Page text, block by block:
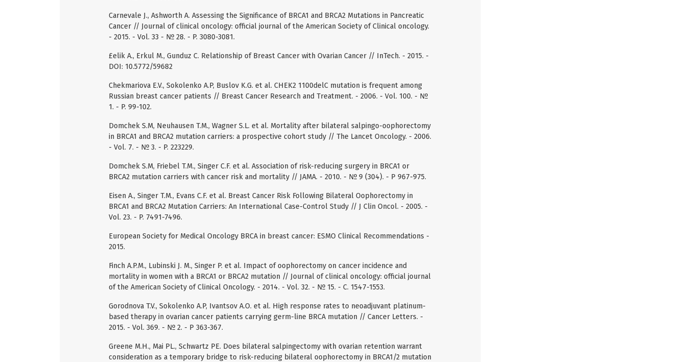
Carnevale J., Ashworth A. Assessing the Significance of BRCA1 and BRCA2 Mutations in Pancreatic
Cancer // Journal of clinical oncology: official journal of the American Society of Clinical oncology.
- 2015. - Vol. 33 - № 28. - P. 3080-3081.
£elik A., Erkul M., Gunduz C. Relationship of Breast Cancer with Ovarian Cancer // InTech. - 2015. -
DOI: 10.5772/59682
Chekmariova E.V., Sokolenko A.P, Buslov K.G. et al. CHEK2 1100delC mutation is frequent among
Russian breast cancer patients // Breast Cancer Research and Treatment. - 2006. - Vol. 100. - №
1. - P. 99-102.
Domchek S.M, Neuhausen T.M., Wagner S.L. et al. Mortality after bilateral salpingo-oophorectomy
in BRCA1 and BRCA2 mutation carriers: a prospective cohort study // The Lancet Oncology. - 2006.
- Vol. 7. - № 3. - P. 223229.
Domchek S.M, Friebel T.M., Singer C.F. et al. Association of risk-reducing surgery in BRCA1 or
BRCA2 mutation carriers with cancer risk and mortality // JAMA. - 2010. - № 9 (304). - P 967-975.
Eisen A., Singer T.M., Evans C.F. et al. Breast Cancer Risk Following Bilateral Oophorectomy in
BRCA1 and BRCA2 Mutation Carriers: An International Case-Control Study // J Clin Oncol. - 2005. -
Vol. 23. - P. 7491-7496.
European Society for Medical Oncology BRCA in breast cancer: ESMO Clinical Recommendations -
2015.
Finch A.P.M., Lubinski J. M., Singer P. et al. Impact of oophorectomy on cancer incidence and
mortality in women with a BRCA1 or BRCA2 mutation // Journal of clinical oncology: official journal
of the American Society of Clinical Oncology. - 2014. - Vol. 32. - № 15. - C. 1547-1553.
Gorodnova T.V., Sokolenko A.P, Ivantsov A.O. et al. High response rates to neoadjuvant platinum-
based therapy in ovarian cancer patients carrying germ-line BRCA mutation // Cancer Letters. -
2015. - Vol. 369. - № 2. - P 363-367.
Greene M.H., Mai PL., Schwartz PE. Does bilateral salpingectomy with ovarian retention warrant
consideration as a temporary bridge to risk-reducing bilateral oophorectomy in BRCA1/2 mutation